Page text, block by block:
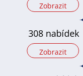
Zobrazit
308 nabídek
Zobrazit